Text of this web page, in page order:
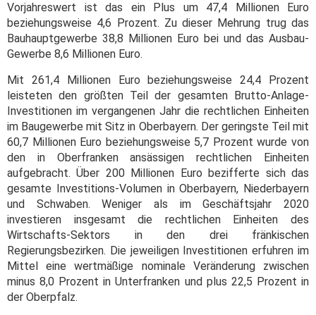
Vorjahreswert ist das ein Plus um 47,4 Millionen Euro
beziehungsweise 4,6 Prozent. Zu dieser Mehrung trug das
Bauhauptgewerbe 38,8 Millionen Euro bei und das Ausbau-
Gewerbe 8,6 Millionen Euro.
Mit 261,4 Millionen Euro beziehungsweise 24,4 Prozent
leisteten den größten Teil der gesamten Brutto-Anlage-
Investitionen im vergangenen Jahr die rechtlichen Einheiten
im Baugewerbe mit Sitz in Oberbayern. Der geringste Teil mit
60,7 Millionen Euro beziehungsweise 5,7 Prozent wurde von
den in Oberfranken ansässigen rechtlichen Einheiten
aufgebracht. Über 200 Millionen Euro bezifferte sich das
gesamte Investitions-Volumen in Oberbayern, Niederbayern
und Schwaben. Weniger als im Geschäftsjahr 2020
investieren insgesamt die rechtlichen Einheiten des
Wirtschafts-Sektors in den drei fränkischen
Regierungsbezirken. Die jeweiligen Investitionen erfuhren im
Mittel eine wertmäßige nominale Veränderung zwischen
minus 8,0 Prozent in Unterfranken und plus 22,5 Prozent in
der Oberpfalz.